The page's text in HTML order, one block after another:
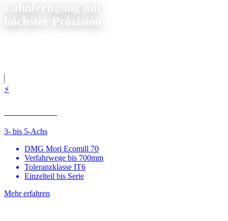
Lohnfertigung mit
höchster Präzision
⚡
3- bis 5-Achs
DMG Mori Ecomill 70
Verfahrwege bis 700mm
Toleranzklasse IT6
Einzelteil bis Serie
Mehr erfahren